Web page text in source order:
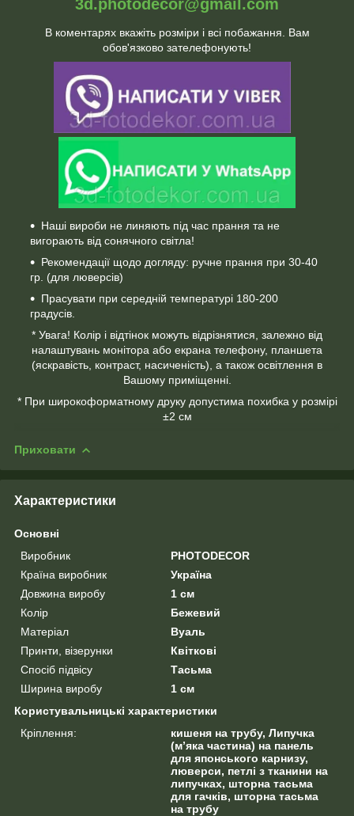
3d.photodecor@gmail.com
В коментарях вкажіть розміри і всі побажання. Вам
обов'язково зателефонують!
Наші вироби не линяють під час прання та не
вигорають від сонячного світла!
Рекомендації щодо догляду: ручне прання при 30-40
гр. (для люверсів)
Прасувати при середній температурі 180-200
градусів.
* Увага! Колір і відтінок можуть відрізнятися, залежно від
налаштувань монітора або екрана телефону, планшета
(яскравість, контраст, насиченість), а також освітлення в
Вашому приміщенні.
* При широкоформатному друку допустима похибка у розмірі
±2 см
Приховати
Характеристики
Основні
Виробник
PHOTODECOR
Країна виробник
Україна
Довжина виробу
1 см
Колір
Бежевий
Матеріал
Вуаль
Принти, візерунки
Квіткові
Спосіб підвісу
Тасьма
Ширина виробу
1 см
Користувальницькі характеристики
Кріплення:
кишеня на трубу, Липучка
(м’яка частина) на панель
для японського карнизу,
люверси, петлі з тканини на
липучках, шторна тасьма
для гачків, шторна тасьма
на трубу